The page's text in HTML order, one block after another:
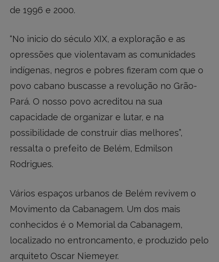
de 1996 e 2000.
“No inicio do século XIX, a exploração e as
opressões que violentavam as comunidades
indígenas, negros e pobres fizeram com que o
povo cabano buscasse a revolução no Grão-
Pará. O nosso povo acreditou na sua
capacidade de organizar e lutar, e na
possibilidade de construir dias melhores”,
ressalta o prefeito de Belém, Edmilson
Rodrigues.
Vários espaços urbanos de Belém revivem o
Movimento da Cabanagem. Um dos mais
conhecidos é o Memorial da Cabanagem,
localizado no entroncamento, e produzido pelo
arquiteto Oscar Niemeyer.